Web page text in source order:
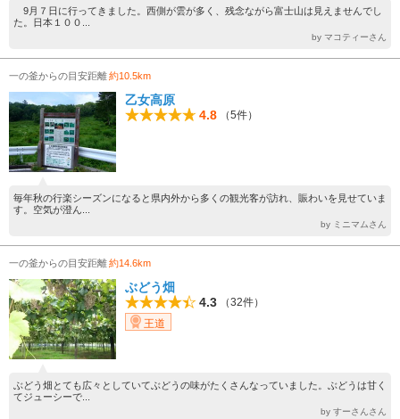
9月７日に行ってきました。西側が雲が多く、残念ながら富士山は見えませんでし
た。日本１００...
by マコティーさん
一の釜からの目安距離約10.5km
乙女高原
4.8
（5件）
毎年秋の行楽シーズンになると県内外から多くの観光客が訪れ、賑わいを見せていま
す。空気が澄ん...
by ミニマムさん
一の釜からの目安距離約14.6km
ぶどう畑
4.3
（32件）
王道
ぶどう畑とても広々としていてぶどうの味がたくさんなっていました。ぶどうは甘く
てジューシーで...
by すーさんさん